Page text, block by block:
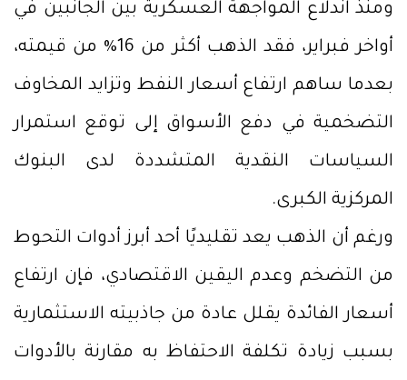
ومنذ اندلاع المواجهة العسكرية بين الجانبين في
أواخر فبراير، فقد الذهب أكثر من 16% من قيمته،
بعدما ساهم ارتفاع أسعار النفط وتزايد المخاوف
التضخمية في دفع الأسواق إلى توقع استمرار
السياسات النقدية المتشددة لدى البنوك
المركزية الكبرى.
ورغم أن الذهب يعد تقليديًا أحد أبرز أدوات التحوط
من التضخم وعدم اليقين الاقتصادي، فإن ارتفاع
أسعار الفائدة يقلل عادة من جاذبيته الاستثمارية
بسبب زيادة تكلفة الاحتفاظ به مقارنة بالأدوات